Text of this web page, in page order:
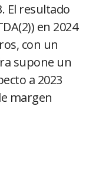
El resultado
en 2024
con un
supone un
a 2023
margen